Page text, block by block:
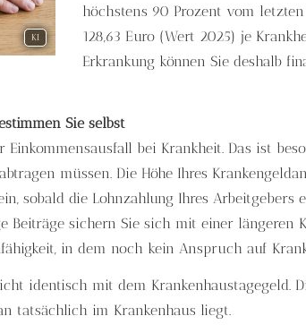
KI
höchstens 90 Prozent vom
128,63 Euro (Wert 2025) je
Erkrankung können Sie deshalb
Sie selbst
Einkommensausfall bei Krankheit. Das ist
müssen. Die Höhe Ihres
sobald die Lohnzahlung Ihres Arbeitgebers
Beiträge sichern Sie sich mit einer
in dem noch kein Anspruch auf
identisch mit dem Krankenhaustagegeld.
tatsächlich im Krankenhaus liegt.